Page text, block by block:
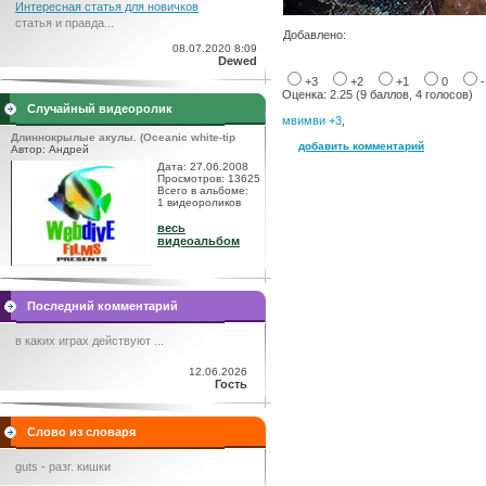
Интересная статья для новичков
статья и правда...
08.07.2020 8:09
Dewed
Случайный видеоролик
Длиннокрылые акулы. (Oceanic white-tip
Автор: Андрей
Дата: 27.06.2008
Просмотров: 13625
Всего в альбоме:
1 видеороликов
весь
видеоальбом
Последний комментарий
в каких играх действуют ...
12.06.2026
Гость
Слово из словаря
guts - разг. кишки
Добавлено:
+3 +2 +1 0
Оценка: 2.25 (9 баллов, 4 голосов)
мвимви +3
добавить комментарий